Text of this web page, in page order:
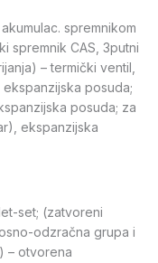
spremnikom
spremnik CAS, 3putni
– termički ventil,
posuda;
posuda; za
ekspanzijska
set; (zatvoreni
odzračna grupa i
– otvorena